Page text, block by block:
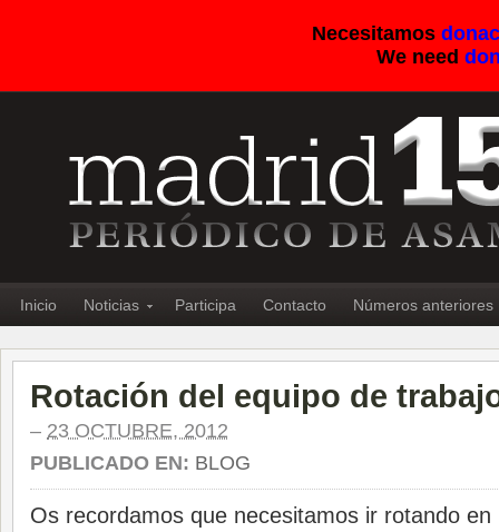
Necesitamos
We need
Inicio Noticias Participa Contacto Números anteriores
Rotación del equipo de
– 23 OCTUBRE, 2012
PUBLICADO EN: BLOG
Os recordamos que necesitamos ir rotando en